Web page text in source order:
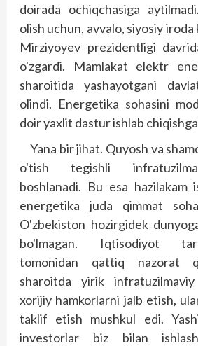
doirada ochiqchasiga
olish uchun, avvalo, siyosiy iroda
Mirziyoyev prezidentligi
o'zgardi. Mamlakat elektr
sharoitida yashayotgani
olindi. Energetika sohasini
doir yaxlit dastur ishlab
Yana bir jihat. Quyosh va
o'tish tegishli
boshlanadi. Bu esa hazilakam
energetika juda qimmat
O'zbekiston hozirgidek
bo'lmagan. Iqtisodiyot
tomonidan qattiq nazorat
sharoitda yirik
xorijiy hamkorlarni jalb etish,
taklif etish mushkul edi.
investorlar biz bilan